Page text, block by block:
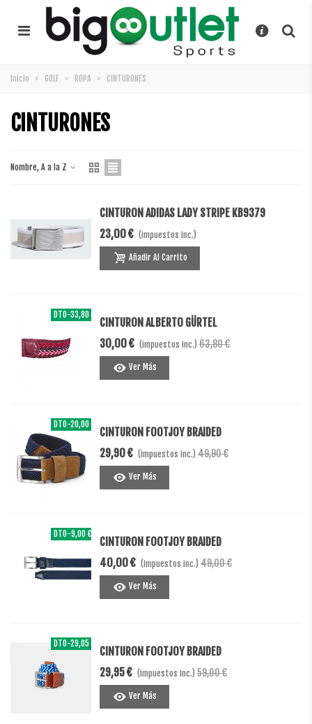
Inicio > GOLF > ROPA > CINTURONES
CINTURONES
Nombre, A a la Z
CINTURON ADIDAS LADY STRIPE KB9379
23,00 € (impuestos inc.)
Añadir Al Carrito
DTO-33,80 €
CINTURON ALBERTO GÜRTEL
30,00 € (impuestos inc.) 63,80 €
Ver Más
DTO-20,00 €
CINTURON FOOTJOY BRAIDED
29,90 € (impuestos inc.) 49,90 €
Ver Más
DTO-9,00 €
CINTURON FOOTJOY BRAIDED
40,00 € (impuestos inc.) 49,00 €
Ver Más
DTO-29,05 €
CINTURON FOOTJOY BRAIDED
29,95 € (impuestos inc.) 59,00 €
Ver Más